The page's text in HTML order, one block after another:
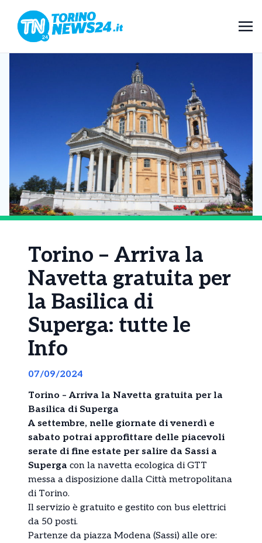
Torino – Arriva la
Navetta gratuita per
la Basilica di
Superga: tutte le
Info
07/09/2024
Torino – Arriva la Navetta gratuita per la
Basilica di Superga
A settembre, nelle giornate di venerdì e
sabato potrai approfittare delle piacevoli
serate di fine estate per salire da Sassi a
Superga con la navetta ecologica di GTT
messa a disposizione dalla Città metropolitana
di Torino.
Il servizio è gratuito e gestito con bus elettrici
da 50 posti.
Partenze da piazza Modena (Sassi) alle ore: